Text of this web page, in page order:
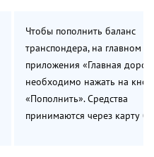
Чтобы пополнить баланс
транспондера, на главном
приложения «Главная
необходимо нажать на
«Пополнить». Средства
принимаются через карту